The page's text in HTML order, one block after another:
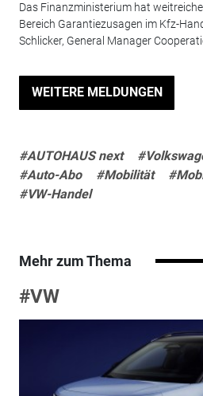
Das Finanzministerium hat
Bereich Garantiezusagen im Kfz-
Schlicker, General Manager
WEITERE MELDUNGEN
#AUTOHAUS next
#Auto-Abo
#Mobilität
#VW-Handel
Mehr zum Thema
#VW